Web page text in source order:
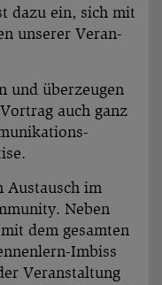
dazu ein, sich mit
unserer Veran­
und überzeugen
auch ganz
Austausch im
Neben
dem gesamten
Imbiss
Veranstaltung